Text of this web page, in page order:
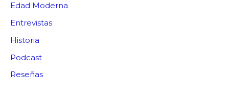
Edad Moderna
Entrevistas
Historia
Podcast
Reseñas